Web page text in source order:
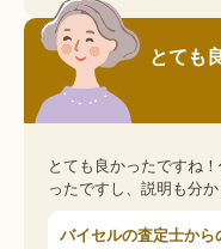
とても
とても良かったですね
ったですし、説明も分
バイセルの査定士から